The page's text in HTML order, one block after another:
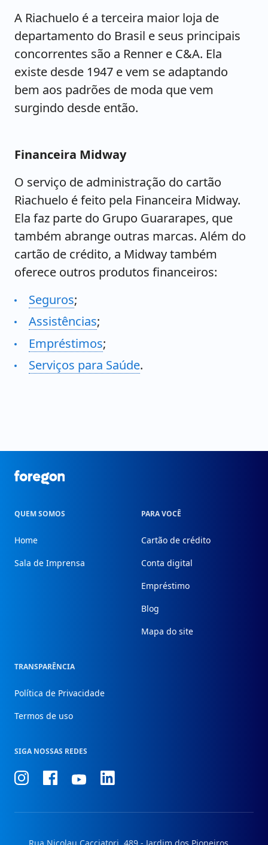
A Riachuelo é a terceira maior loja de
departamento do Brasil e seus principais
concorrentes são a Renner e C&A. Ela
existe desde 1947 e vem se adaptando
bem aos padrões de moda que vem
surgindo desde então.
Financeira Midway
O serviço de administração do cartão
Riachuelo é feito pela Financeira Midway.
Ela faz parte do Grupo Guararapes, que
também abrange outras marcas. Além do
cartão de crédito, a Midway também
oferece outros produtos financeiros:
Seguros;
Assistências;
Empréstimos;
Serviços para Saúde.
Foregon.com
QUEM SOMOS
Home
Sala de Imprensa
PARA VOCÊ
Cartão de crédito
Conta digital
Empréstimo
Blog
Mapa do site
TRANSPARÊNCIA
Política de Privacidade
Termos de uso
SIGA NOSSAS REDES
ConheçaConheçaConheçaConheça